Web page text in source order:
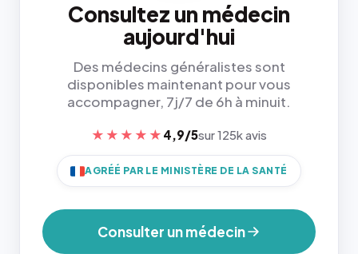
Consultez un médecin
aujourd'hui
Des médecins généralistes sont
disponibles maintenant pour vous
accompagner, 7j/7 de 6h à minuit.
★★★★★ 4,9/5sur 125k avis
AGRÉÉ PAR LE MINISTÈRE DE LA SANTÉ
Consulter un médecin